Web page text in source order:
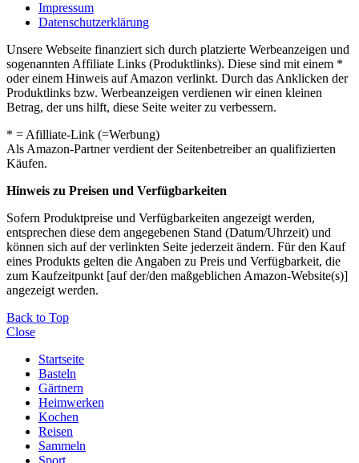
Impressum
Datenschutzerklärung
Unsere Webseite finanziert sich durch platzierte Werbeanzeigen und
sogenannten Affiliate Links (Produktlinks). Diese sind mit einem *
oder einem Hinweis auf Amazon verlinkt. Durch das Anklicken der
Produktlinks bzw. Werbeanzeigen verdienen wir einen kleinen
Betrag, der uns hilft, diese Seite weiter zu verbessern.
* = Afilliate-Link (=Werbung)
Als Amazon-Partner verdient der Seitenbetreiber an qualifizierten
Käufen.
Hinweis zu Preisen und Verfügbarkeiten
Sofern Produktpreise und Verfügbarkeiten angezeigt werden,
entsprechen diese dem angegebenen Stand (Datum/Uhrzeit) und
können sich auf der verlinkten Seite jederzeit ändern. Für den Kauf
eines Produkts gelten die Angaben zu Preis und Verfügbarkeit, die
zum Kaufzeitpunkt [auf der/den maßgeblichen Amazon-Website(s)]
angezeigt werden.
Back to Top
Close
Startseite
Basteln
Gärtnern
Heimwerken
Kochen
Reisen
Sammeln